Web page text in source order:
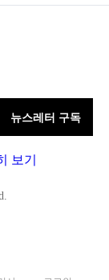
뉴스레터 구독
보기